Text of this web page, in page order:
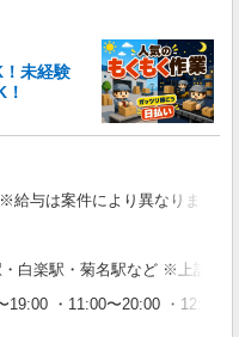
！未経験
給与は案件により異なります(
白楽駅・菊名駅など ※上記以
19:00 ・11:00〜20:00 ・